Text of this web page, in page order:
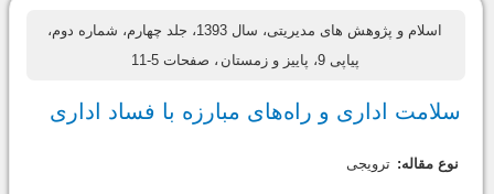
اسلام و پژوهش های مدیریتی، سال 1393، جلد چهارم، شماره دوم،
پیاپی 9، پاییز و زمستان
، صفحات 5-11
سلامت اداری و راه‌های مبارزه با فساد اداری
نوع مقاله: ترویجی